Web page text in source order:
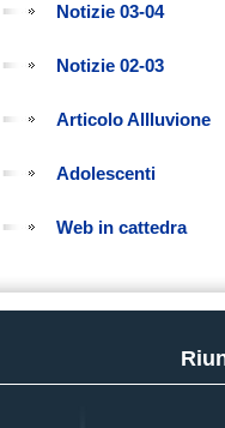
Notizie 03-04
Notizie 02-03
Articolo Allluvione
Adolescenti
Web in cattedra